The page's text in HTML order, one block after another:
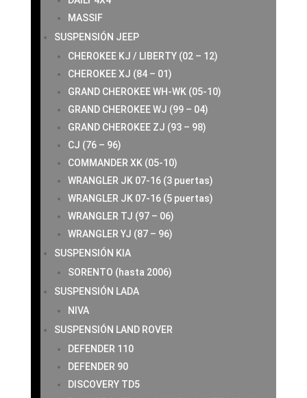
MASSIF
SUSPENSIÓN JEEP
CHEROKEE KJ / LIBERTY (02 – 12)
CHEROKEE XJ (84 – 01)
GRAND CHEROKEE WH-WK (05-10)
GRAND CHEROKEE WJ (99 – 04)
GRAND CHEROKEE ZJ (93 – 98)
CJ (76 – 96)
COMMANDER XK (05-10)
WRANGLER JK 07-16 (3 puertas)
WRANGLER JK 07-16 (5 puertas)
WRANGLER TJ (97 – 06)
WRANGLER YJ (87 – 96)
SUSPENSIÓN KIA
SORENTO (hasta 2006)
SUSPENSIÓN LADA
NIVA
SUSPENSIÓN LAND ROVER
DEFENDER 110
DEFENDER 90
DISCOVERY TD5